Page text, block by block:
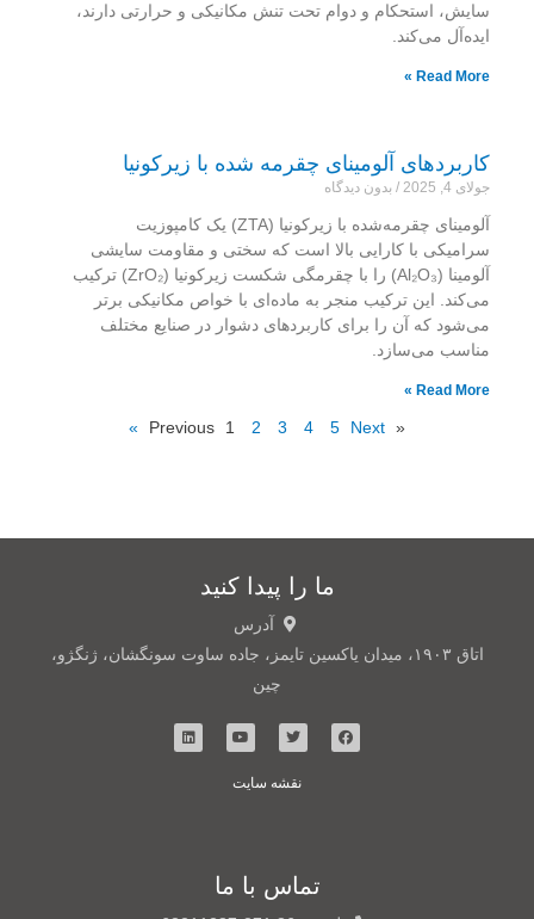
سایش، استحکام و دوام تحت تنش مکانیکی و حرارتی دارند،
ایده‌آل می‌کند.
Read More »
کاربردهای آلومینای چقرمه شده با زیرکونیا
جولای 4, 2025 بدون دیدگاه
آلومینای چقرمه‌شده با زیرکونیا (ZTA) یک کامپوزیت
سرامیکی با کارایی بالا است که سختی و مقاومت سایشی
آلومینا (Al₂O₃) را با چقرمگی شکست زیرکونیا (ZrO₂) ترکیب
می‌کند. این ترکیب منجر به ماده‌ای با خواص مکانیکی برتر
می‌شود که آن را برای کاربردهای دشوار در صنایع مختلف
مناسب می‌سازد.
Read More »
« Previous
1 2 3 4 5 Next »
تماس با ما
ما را پیدا کنید
آدرس
اتاق ۱۹۰۳، میدان یاکسین تایمز، جاده ساوت سونگشان، ژنگژو،
چین
نقشه سایت